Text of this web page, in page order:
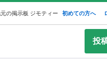
の掲示板 ジモティー 初めての方へ
投